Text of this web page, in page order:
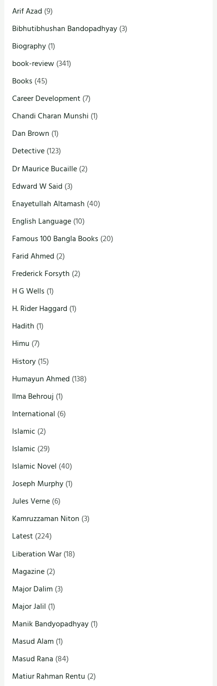
Arif Azad (9)
Bibhutibhushan Bandopadhyay(3)
Biography(1)
book-review(341)
Books (45)
Career Development(7)
Chandi Charan Munshi (1)
Dan Brown (1)
Detective(123)
Dr Maurice Bucaille(2)
Edward W Said (3)
Enayetullah Altamash (40)
English Language(10)
Famous 100 Bangla Books (20)
Farid Ahmed (2)
Frederick Forsyth (2)
H G Wells (1)
H. Rider Haggard (1)
Hadith (1)
Himu (7)
History(15)
Humayun Ahmed (138)
Ilma Behrouj (1)
International (6)
Islamic (2)
Islamic (29)
Islamic Novel (40)
Joseph Murphy(1)
Jules Verne(6)
Kamruzzaman Niton (3)
Latest(224)
Liberation War(18)
Magazine(2)
Major Dalim (3)
Major Jalil (1)
Manik Bandyopadhyay(1)
Masud Alam (1)
Masud Rana (84)
Matiur Rahman Rentu (2)